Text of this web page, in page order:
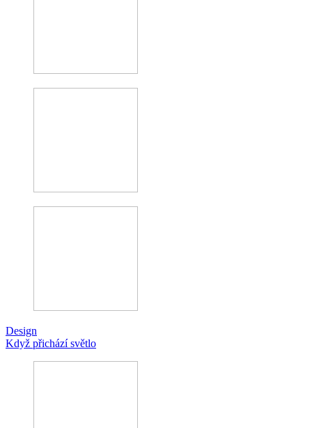
Design
Když přichází světlo